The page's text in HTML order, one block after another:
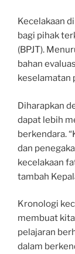
Kecelakaan
bagi pihak
(BPJT).
bahan
keselamatan
Diharapkan
dapat lebih
berkendara.
dan
kecelakaan
tambah
Kronologi
membuat
pelajaran
dalam